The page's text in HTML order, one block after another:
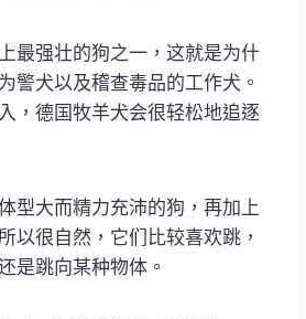
最强壮的狗之一，这就是为什
警犬以及稽查毒品的工作犬。
，德国牧羊犬会很轻松地追逐
型大而精力充沛的狗，再加上
以很自然，它们比较喜欢跳，
是跳向某种物体。